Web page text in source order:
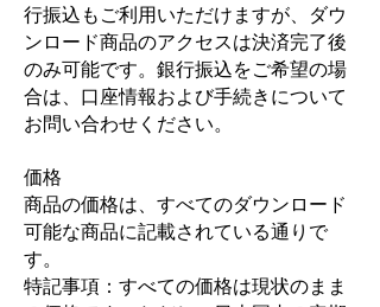
行振込もご利用いただけますが、ダウ
ンロード商品のアクセスは決済完了後
のみ可能です。銀行振込をご希望の場
合は、口座情報および手続きについて
お問い合わせください。
価格
商品の価格は、すべてのダウンロード
可能な商品に記載されている通りで
す。
特記事項：すべての価格は現状のまま